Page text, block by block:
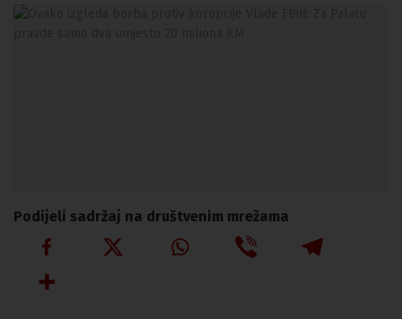
Podijeli sadržaj na društvenim mrežama